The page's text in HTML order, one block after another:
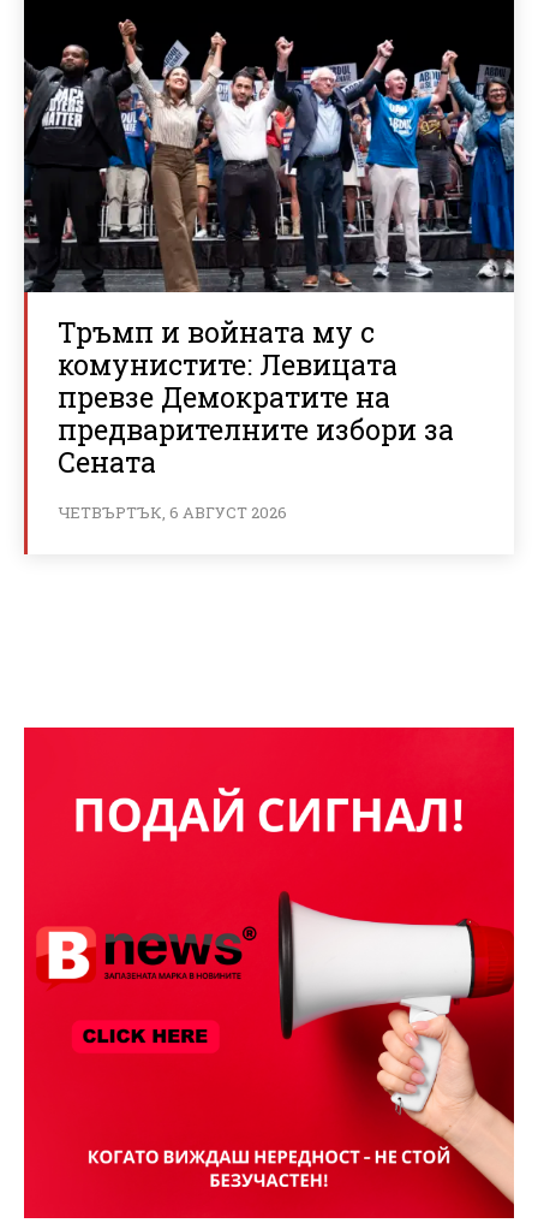
Тръмп и войната му с
комунистите: Левицата
превзе Демократите на
предварителните избори за
Сената
ЧЕТВЪРТЪК, 6 АВГУСТ 2026